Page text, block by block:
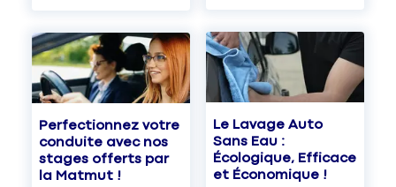
Perfectionnez votre
conduite avec nos
stages offerts par
la Matmut !
Le Lavage Auto
Sans Eau :
Écologique, Efficace
et Économique !